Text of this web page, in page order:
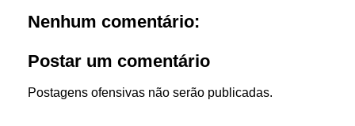
Nenhum comentário:
Postar um comentário
Postagens ofensivas não serão publicadas.